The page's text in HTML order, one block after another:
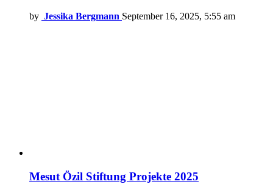
by Jessika Bergmann September 16, 2025, 5:55 am
Mesut Özil Stiftung Projekte 2025